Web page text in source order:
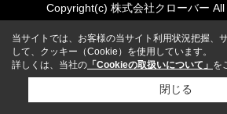
Copyright(c) 株式会社クローバー All
当サイトでは、お客様の当サイト利用状況把握、
して、クッキー（Cookie）を使用しています。
詳しくは、当社の 「Cookieの取扱いについて」 を
閉じる